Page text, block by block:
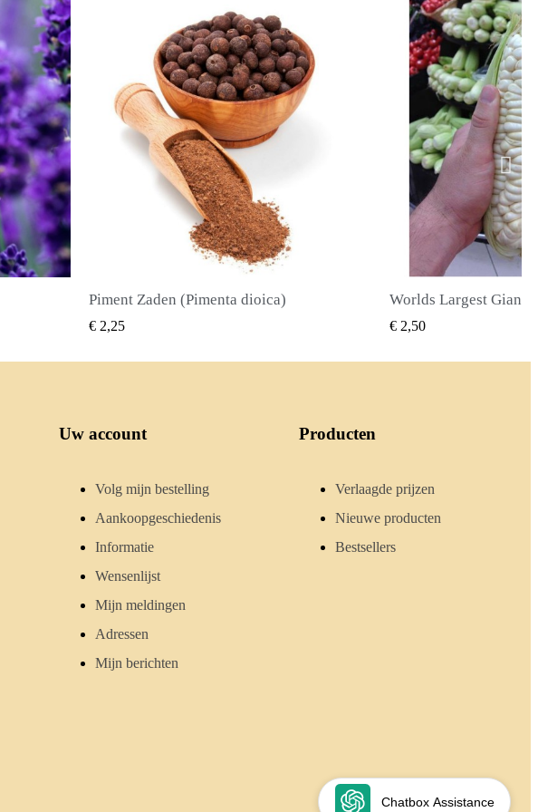
SNEL BEKIJKEN
€ 2,50
SNEL
€ 2,40
Chatbox Assistance
Uw account
Volg mijn bestelling
Aankoopgeschiedenis
Informatie
Wensenlijst
Mijn meldingen
Adressen
Mijn berichten
Producten
Verlaagde prijzen
Nieuwe producten
Bestsellers